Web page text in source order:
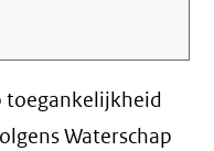
toegankelijkheid
Waterschap